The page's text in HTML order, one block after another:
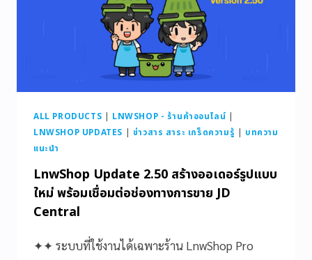
ALL PRODUCTS | LNWSHOP - ร้านค้าออนไลน์ |
LNWSHOP UPDATES | ข่าวสาร สาระ เกร็ดความรู้ | บทความ
แนะนำ
LnwShop Update 2.50 สร้างออเดอร์รูปแบบ
ใหม่ พร้อมเชื่อมต่อช่องทางการขาย JD
Central
✦✦ ระบบที่ใช้งานได้เฉพาะร้าน LnwShop Pro